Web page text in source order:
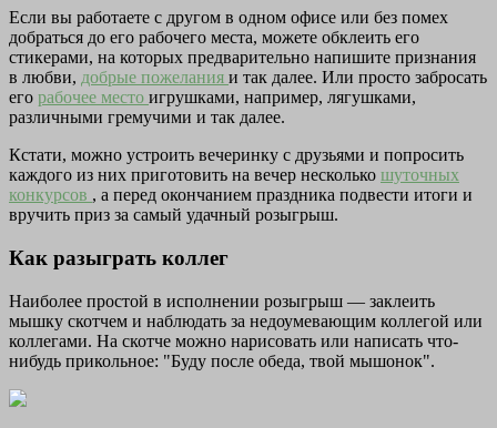
Если вы работаете с другом в одном офисе или без помех
добраться до его рабочего места, можете обклеить его
стикерами, на которых предварительно напишите признания
в любви, добрые пожелания и так далее. Или просто забросать
его рабочее место игрушками, например, лягушками,
различными гремучими и так далее.
Кстати, можно устроить вечеринку с друзьями и попросить
каждого из них приготовить на вечер несколько шуточных
конкурсов , а перед окончанием праздника подвести итоги и
вручить приз за самый удачный розыгрыш.
Как разыграть коллег
Наиболее простой в исполнении розыгрыш — заклеить
мышку скотчем и наблюдать за недоумевающим коллегой или
коллегами. На скотче можно нарисовать или написать что-
нибудь прикольное: "Буду после обеда, твой мышонок".